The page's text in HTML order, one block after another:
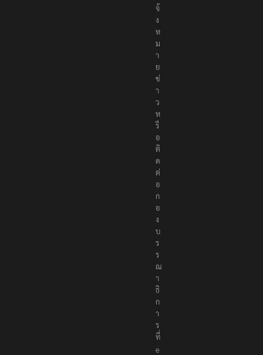
แ
จ้
ง
ห
ม
า
ย
ข่
า
ว
ห
รื
อ
ติ
ด
ต่
อ
ก
อ
ง
บ
ร
ร
ณ
า
ธิ
ก
า
ร
ที่